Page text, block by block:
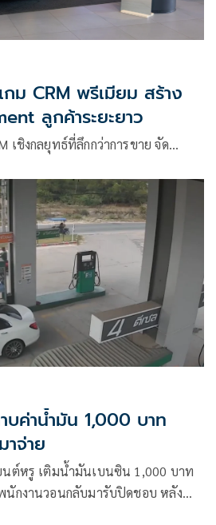
กม CRM พรีเมียม สร้าง
ลูกค้าระยะยาว
เชิงกลยุทธ์ที่ลึกกว่าการขาย จัด…
บค่าน้ำมัน 1,000 บาท
จ่าย
ต์หรู เติมน้ำมันเบนซิน 1,000 บาท
กงานวอนกลับมารับปิดชอบ หลังทำ